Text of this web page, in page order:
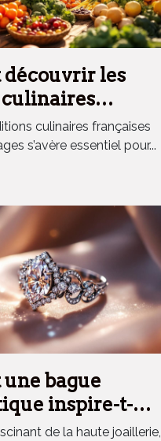
les
de vos
culinaires françaises
s’avère essentiel pour...
bague
inspire-t-
unique ?
de la haute joaillerie,